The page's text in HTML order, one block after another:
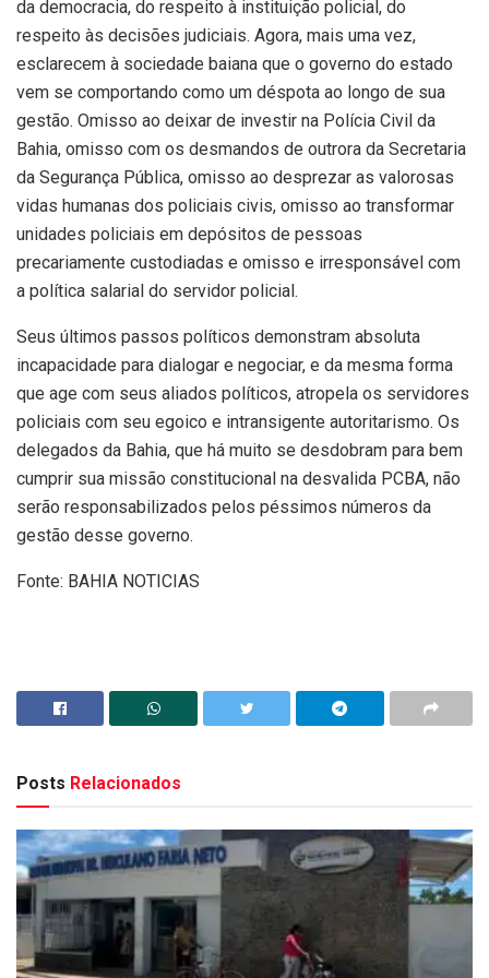
da democracia, do respeito à instituição policial, do
respeito às decisões judiciais. Agora, mais uma vez,
esclarecem à sociedade baiana que o governo do estado
vem se comportando como um déspota ao longo de sua
gestão. Omisso ao deixar de investir na Polícia Civil da
Bahia, omisso com os desmandos de outrora da Secretaria
da Segurança Pública, omisso ao desprezar as valorosas
vidas humanas dos policiais civis, omisso ao transformar
unidades policiais em depósitos de pessoas
precariamente custodiadas e omisso e irresponsável com
a política salarial do servidor policial.
Seus últimos passos políticos demonstram absoluta
incapacidade para dialogar e negociar, e da mesma forma
que age com seus aliados políticos, atropela os servidores
policiais com seu egoico e intransigente autoritarismo. Os
delegados da Bahia, que há muito se desdobram para bem
cumprir sua missão constitucional na desvalida PCBA, não
serão responsabilizados pelos péssimos números da
gestão desse governo.
Fonte: BAHIA NOTICIAS
Posts Relacionados